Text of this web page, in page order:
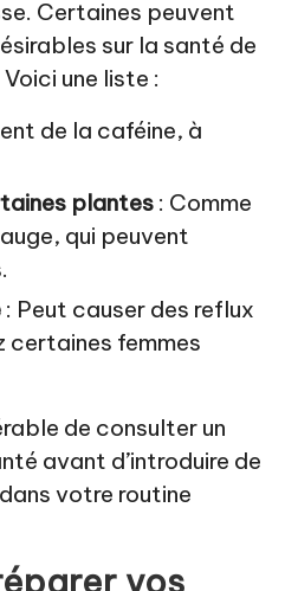
Certaines peuvent
sur la santé de
une liste :
de la caféine, à
plantes : Comme
qui peuvent
: Peut causer des reflux
certaines femmes
de consulter un
avant d’introduire de
votre routine
vos